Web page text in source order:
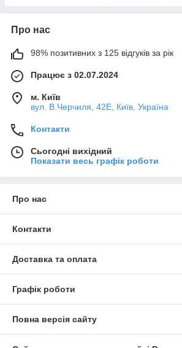
Про нас
98% позитивних з 125 відгуків за рік
Працює з 02.07.2024
м. Київ
вул. В.Черчиля, 42Е, Київ, Україна
Контакти
Сьогодні вихідний
Показати весь графік роботи
Про нас
Контакти
Доставка та оплата
Графік роботи
Повна версія сайту